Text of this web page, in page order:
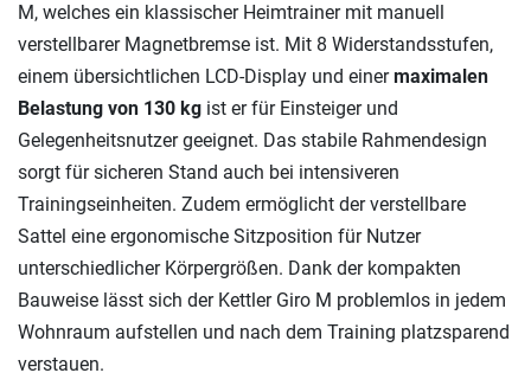
M, welches ein klassischer Heimtrainer mit manuell
verstellbarer Magnetbremse ist. Mit 8 Widerstandsstufen,
einem übersichtlichen LCD-Display und einermaximalen
Belastung von 130 kg ist er für Einsteiger und
Gelegenheitsnutzer geeignet. Das stabile Rahmendesign
sorgt für sicheren Stand auch bei intensiveren
Trainingseinheiten. Zudem ermöglicht der verstellbare
Sattel eine ergonomische Sitzposition für Nutzer
unterschiedlicher Körpergrößen. Dank der kompakten
Bauweise lässt sich der Kettler Giro M problemlos in jedem
Wohnraum aufstellen und nach dem Training platzsparend
verstauen.